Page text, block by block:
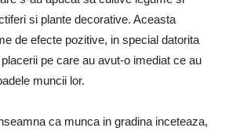
si plante decorative. Aceasta
de efecte pozitive, in special datorita
pe care au avut-o imediat ce au
muncii lor.
ca munca in gradina inceteaza,